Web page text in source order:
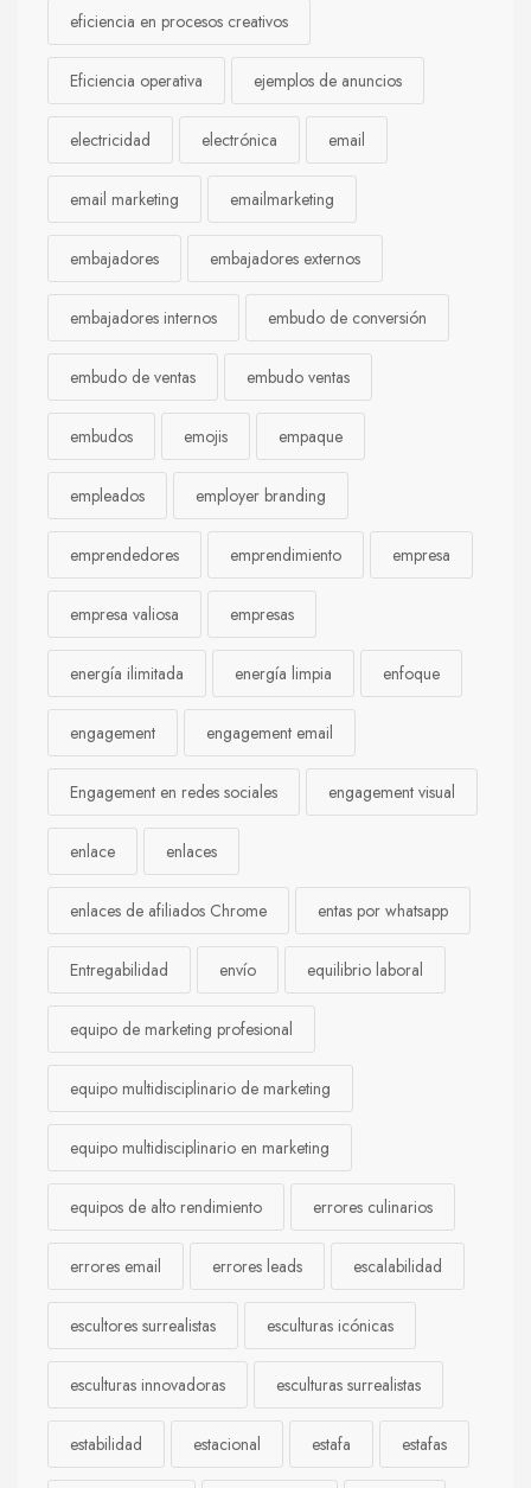
eficiencia en procesos creativos
Eficiencia operativa ejemplos de anuncios
electricidad electrónica email
email marketing emailmarketing
embajadores embajadores externos
embajadores internos embudo de conversión
embudo de ventas embudo ventas
embudos emojis empaque
empleados employer branding
emprendedores emprendimiento empresa
empresa valiosa empresas
energía ilimitada energía limpia enfoque
engagement engagement email
Engagement en redes sociales engagement visual
enlace enlaces
enlaces de afiliados Chrome entas por whatsapp
Entregabilidad envío equilibrio laboral
equipo de marketing profesional
equipo multidisciplinario de marketing
equipo multidisciplinario en marketing
equipos de alto rendimiento errores culinarios
errores email errores leads escalabilidad
escultores surrealistas esculturas icónicas
esculturas innovadoras esculturas surrealistas
estabilidad estacional estafa estafas